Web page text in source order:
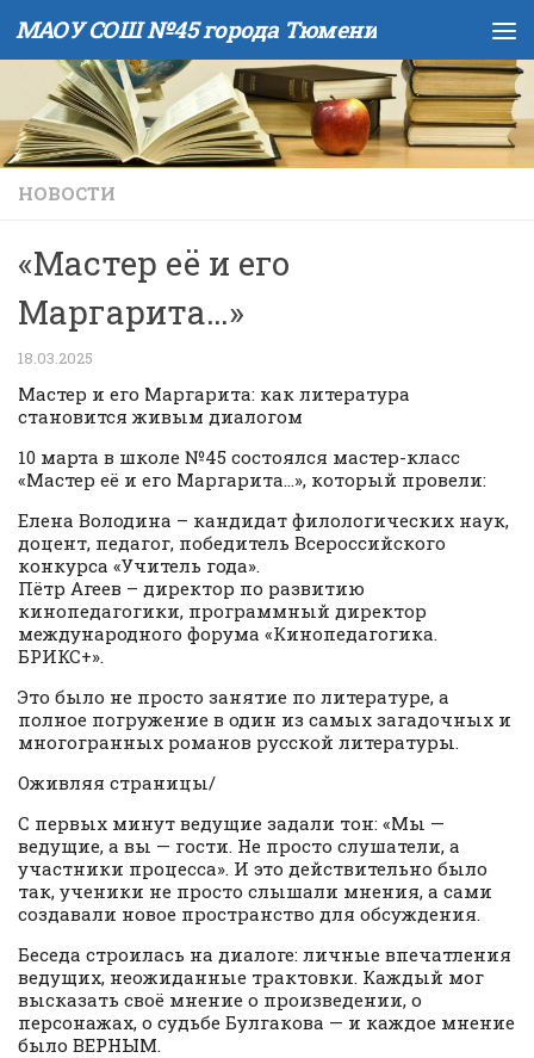
Skip to content
МАОУ СОШ №45 города Тюмени
НОВОСТИ
«Мастер её и его
Маргарита…»
18.03.2025
Мастер и его Маргарита: как литература
становится живым диалогом
10 марта в школе №45 состоялся мастер-класс
«Мастер её и его Маргарита…», который провели:
Елена Володина – кандидат филологических наук,
доцент, педагог, победитель Всероссийского
конкурса «Учитель года».
Пётр Агеев – директор по развитию
кинопедагогики, программный директор
международного форума «Кинопедагогика.
БРИКС+».
Это было не просто занятие по литературе, а
полное погружение в один из самых загадочных и
многогранных романов русской литературы.
Оживляя страницы/
С первых минут ведущие задали тон: «Мы —
ведущие, а вы — гости. Не просто слушатели, а
участники процесса». И это действительно было
так, ученики не просто слышали мнения, а сами
создавали новое пространство для обсуждения.
Беседа строилась на диалоге: личные впечатления
ведущих, неожиданные трактовки. Каждый мог
высказать своё мнение о произведении, о
персонажах, о судьбе Булгакова — и каждое мнение
было ВЕРНЫМ.